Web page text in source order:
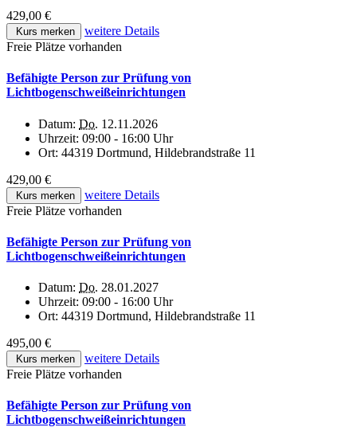
429,00 €
Kurs merken
weitere Details
Freie Plätze vorhanden
Befähigte Person zur Prüfung von
Lichtbogenschweißeinrichtungen
Datum: Do. 12.11.2026
Uhrzeit: 09:00 - 16:00 Uhr
Ort: 44319 Dortmund, Hildebrandstraße 11
429,00 €
Kurs merken
weitere Details
Freie Plätze vorhanden
Befähigte Person zur Prüfung von
Lichtbogenschweißeinrichtungen
Datum: Do. 28.01.2027
Uhrzeit: 09:00 - 16:00 Uhr
Ort: 44319 Dortmund, Hildebrandstraße 11
495,00 €
Kurs merken
weitere Details
Freie Plätze vorhanden
Befähigte Person zur Prüfung von
Lichtbogenschweißeinrichtungen